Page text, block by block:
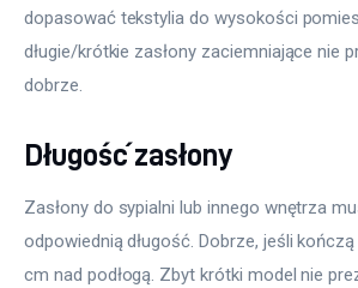
dopasować tekstylia do wysokości
długie/krótkie zasłony zaciemniające nie
dobrze.
Długość zasłony
Zasłony do sypialni lub innego wnętrza
odpowiednią długość. Dobrze, jeśli kończą
cm nad podłogą. Zbyt krótki model nie